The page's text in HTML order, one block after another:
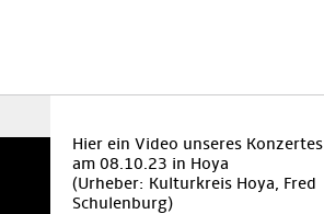
Hier ein Video unseres Konzertes
am 08.10.23 in Hoya
(Urheber: Kulturkreis Hoya, Fred
Schulenburg)